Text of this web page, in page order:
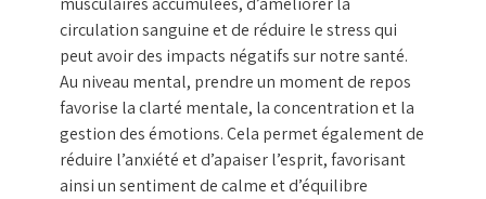
circulation sanguine et de réduire le stress qui
peut avoir des impacts négatifs sur notre santé.
Au niveau mental, prendre un moment de repos
favorise la clarté mentale, la concentration et la
gestion des émotions. Cela permet également de
réduire l’anxiété et d’apaiser l’esprit, favorisant
ainsi un sentiment de calme et d’équilibre